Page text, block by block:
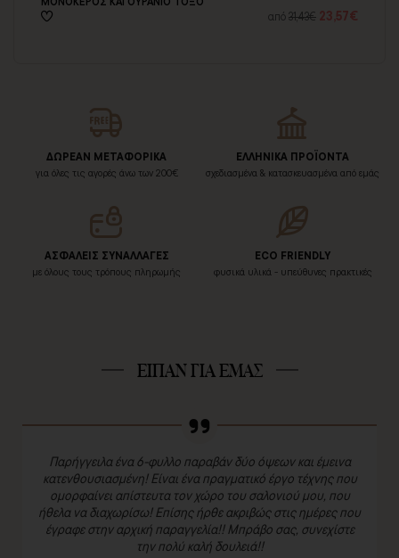
από31,43€ 23,57€
ΔΩΡΕΑΝ ΜΕΤΑΦΟΡΙΚΑ
για όλες τις αγορές άνω των 200€
ΕΛΛΗΝΙΚΑ ΠΡΟΪΟΝΤΑ
σχεδιασμένα & κατασκευασμένα από εμάς
ΑΣΦΑΛΕΙΣ ΣΥΝΑΛΛΑΓΕΣ
με όλους τους τρόπους πληρωμής
ECO FRIENDLY
φυσικά υλικά - υπεύθυνες πρακτικές
ΕΙΠΑΝ ΓΙΑ ΕΜΑΣ
Παρήγγειλα ένα 6-φυλλο παραβάν δύο όψεων και έμεινα
κατενθουσιασμένη! Είναι ένα πραγματικό έργο τέχνης που
ομορφαίνει απίστευτα τον χώρο του σαλονιού μου, που
ήθελα να διαχωρίσω! Επίσης ήρθε ακριβώς στις ημέρες που
έγραφε στην αρχική παραγγελία!! Μπράβο σας, συνεχίστε
την πολύ καλή δουλειά!!